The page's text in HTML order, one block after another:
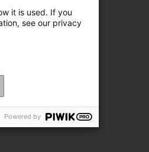
it is used. If you
see our privacy
Powered by